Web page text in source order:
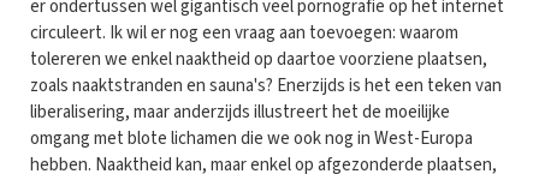
er ondertussen wel gigantisch veel pornografie op het internet
circuleert. Ik wil er nog een vraag aan toevoegen: waarom
tolereren we enkel naaktheid op daartoe voorziene plaatsen,
zoals naaktstranden en sauna's? Enerzijds is het een teken van
liberalisering, maar anderzijds illustreert het de moeilijke
omgang met blote lichamen die we ook nog in West-Europa
hebben. Naaktheid kan, maar enkel op afgezonderde plaatsen,